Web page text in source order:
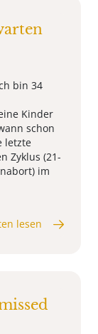
bin 34
Kinder
schon
letzte
Zyklus (21-
im
lesen